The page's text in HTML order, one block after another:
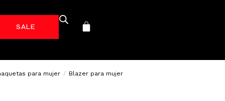
-70%*
para mujer / Blazer para mujer